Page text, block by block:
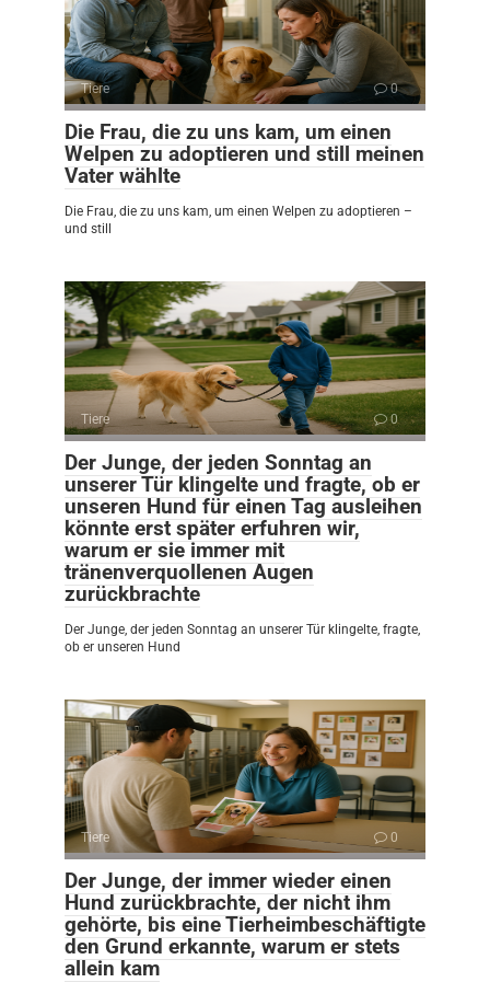
Tiere 0
Die Frau, die zu uns kam, um einen
Welpen zu adoptieren und still meinen
Vater wählte
Die Frau, die zu uns kam, um einen Welpen zu adoptieren –
und still
Tiere 0
Der Junge, der jeden Sonntag an
unserer Tür klingelte und fragte, ob er
unseren Hund für einen Tag ausleihen
könnte erst später erfuhren wir,
warum er sie immer mit
tränenverquollenen Augen
zurückbrachte
Der Junge, der jeden Sonntag an unserer Tür klingelte, fragte,
ob er unseren Hund
Tiere 0
Der Junge, der immer wieder einen
Hund zurückbrachte, der nicht ihm
gehörte, bis eine Tierheimbeschäftigte
den Grund erkannte, warum er stets
allein kam